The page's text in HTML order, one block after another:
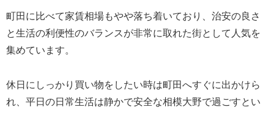
町田に比べて家賃相場もやや落ち着いており、治安の良さ
と生活の利便性のバランスが非常に取れた街として人気を
集めています。
休日にしっかり買い物をしたい時は町田へすぐに出かけら
れ、平日の日常生活は静かで安全な相模大野で過ごすとい